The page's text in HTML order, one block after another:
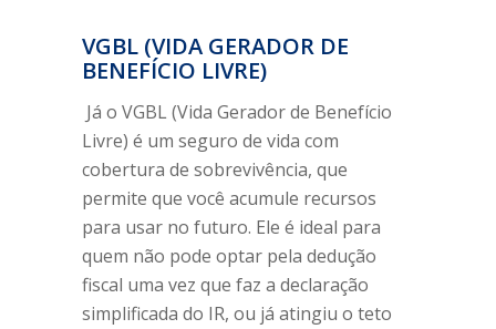
VGBL (VIDA GERADOR DE
BENEFÍCIO LIVRE)
Já o VGBL (Vida Gerador de Benefício
Livre) é um seguro de vida com
cobertura de sobrevivência, que
permite que você acumule recursos
para usar no futuro. Ele é ideal para
quem não pode optar pela dedução
fiscal uma vez que faz a declaração
simplificada do IR, ou já atingiu o teto